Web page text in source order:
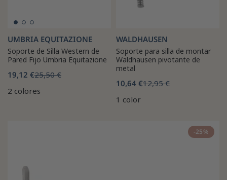
UMBRIA EQUITAZIONE
Soporte de Silla Western de
Pared Fijo Umbria Equitazione
19,12 €25,50 €
2 colores
WALDHAUSEN
Soporte para silla de montar
Waldhausen pivotante de
metal
10,64 €12,95 €
1 color
-25%